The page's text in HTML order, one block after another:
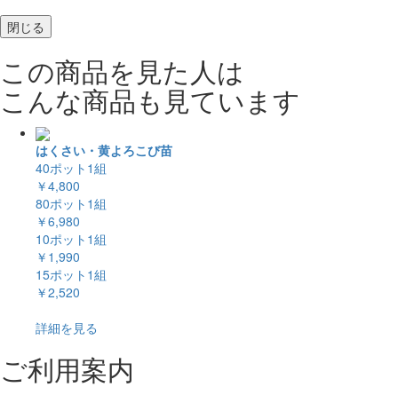
閉じる
この商品を見た人は
こんな商品も見ています
はくさい・黄よろこび苗
40ポット1組
￥4,800
80ポット1組
￥6,980
10ポット1組
￥1,990
15ポット1組
￥2,520
詳細を見る
ご利用案内